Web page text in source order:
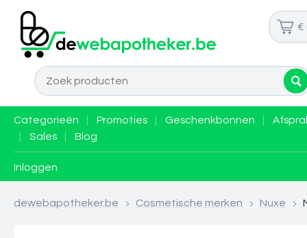
€
Categorieën Promoties Geschenkbonnen
Sales Blog
Inloggen
dewebapotheker.be > Cosmetische merken > Nuxe >